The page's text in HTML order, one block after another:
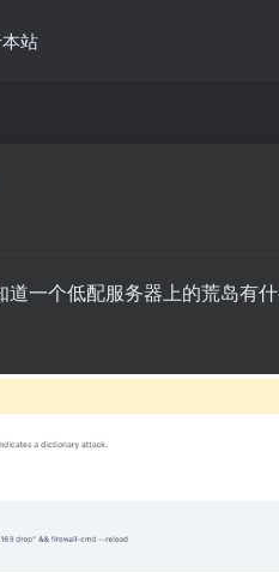
站
一个低配服务器上的荒岛有